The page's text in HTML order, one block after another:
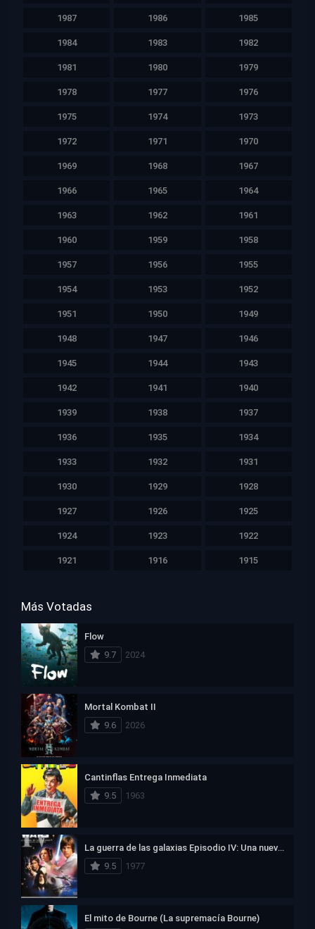
1987 1986 1985
1984 1983 1982
1981 1980 1979
1978 1977 1976
1975 1974 1973
1972 1971 1970
1969 1968 1967
1966 1965 1964
1963 1962 1961
1960 1959 1958
1957 1956 1955
1954 1953 1952
1951 1950 1949
1948 1947 1946
1945 1944 1943
1942 1941 1940
1939 1938 1937
1936 1935 1934
1933 1932 1931
1930 1929 1928
1927 1926 1925
1924 1923 1922
1921 1916 1915
Más Votadas
Flow
9.7
2024
Mortal Kombat II
9.6
2026
Cantinflas Entrega Inmediata
9.5
1963
La guerra de las galaxias Episodio IV: Una nueva esperanza
9.5
1977
El mito de Bourne (La supremacía Bourne)